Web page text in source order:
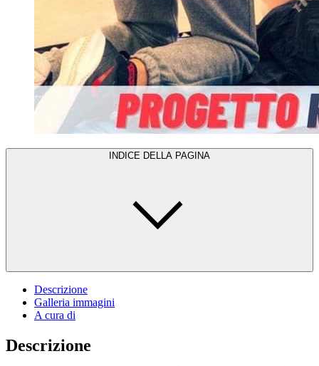
INDICE DELLA PAGINA
Descrizione
Galleria immagini
A cura di
Descrizione